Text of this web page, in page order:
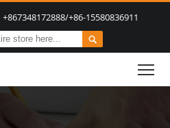
+867348172888/+86-15580836911
